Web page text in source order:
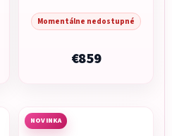
Momentálne nedostupné
€859
NOVINKA